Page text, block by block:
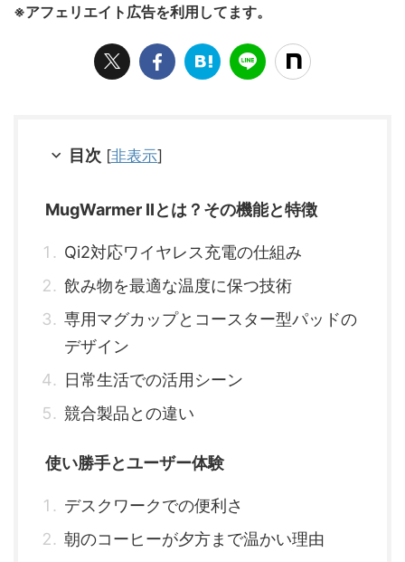
※アフェリエイト広告を利用してます。
目次 [非表示]
MugWarmer IIとは？その機能と特徴
Qi2対応ワイヤレス充電の仕組み
飲み物を最適な温度に保つ技術
専用マグカップとコースター型パッドの
デザイン
日常生活での活用シーン
競合製品との違い
使い勝手とユーザー体験
デスクワークでの便利さ
朝のコーヒーが夕方まで温かい理由